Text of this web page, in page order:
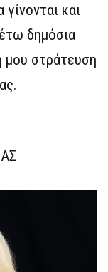
και
δημόσια
μου στράτευση